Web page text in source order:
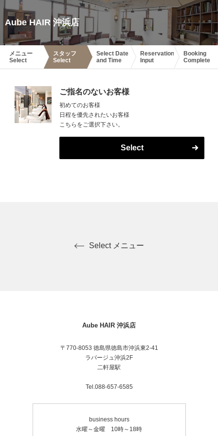
Aube HAIR 沖浜店
メニュー
Select
スタッフ
Select
Select Date
and Time
Reservation
Input
Booking
Complete
ご指名のないお客様
初めてのお客様
日程を優先されたいお客様
こちらをご選択下さい。
Select
Select メニュー
Aube HAIR 沖浜店
〒770-8053 徳島県徳島市沖浜東2-41
ラパージュ沖浜2F
二軒屋駅
Tel.088-657-6585
business hours
水曜～金曜 10時～18時